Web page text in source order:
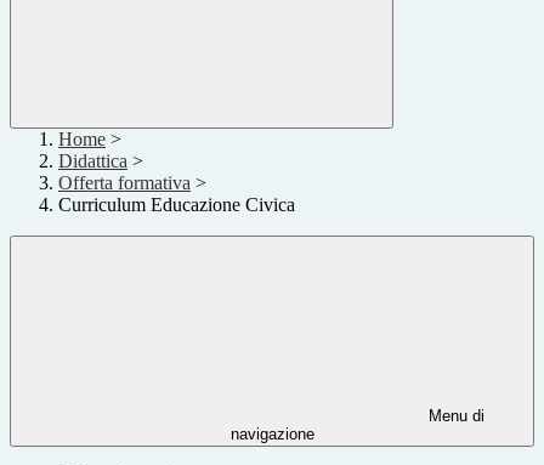
Home >
Didattica >
Offerta formativa >
Curriculum Educazione Civica
Menu di
navigazione